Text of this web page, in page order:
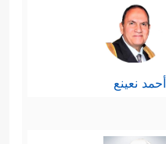
أحمد نعينع